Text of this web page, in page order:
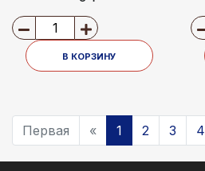
В КОРЗИНУ
Первая « 1 2 3 4